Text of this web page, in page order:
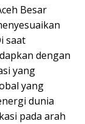
Besar
saat
dengan
yang
yang
dunia
pada arah